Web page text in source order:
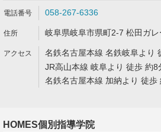
058-267-6336
岐阜県岐阜市県町2-7 松田ガ
名鉄名古屋本線 名鉄岐阜より
JR高山本線 岐阜より 徒歩 約8
名鉄名古屋本線 加納より 徒歩
HOMES個別指導学院